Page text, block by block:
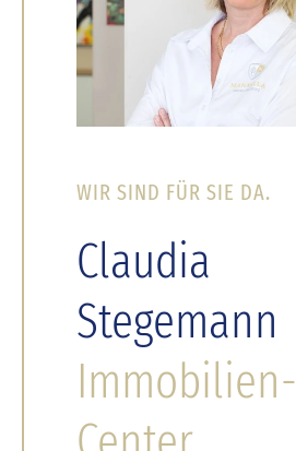
WIR SIND FÜR SIE DA.
Claudia
Stegemann
Immobilien-